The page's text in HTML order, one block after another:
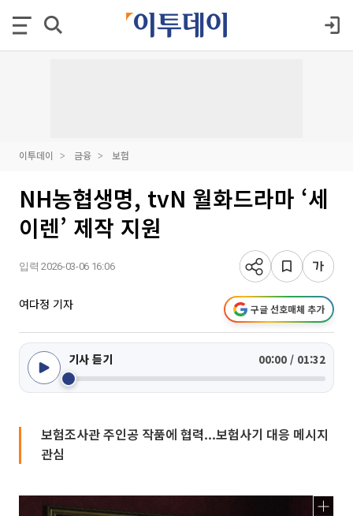
이투데이 금융 보험
NH농협생명, tvN 월화드라마 ‘세
이렌’ 제작 지원
입력 2026-03-06 16:06
여다정 기자 구글 선호매체 추가
기사 듣기 00:00 / 01:32
보험조사관 주인공 작품에 협력...보험사기 대응 메시지
관심